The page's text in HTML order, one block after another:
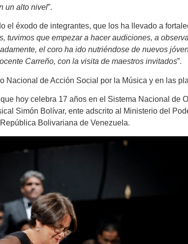
un alto nivel”.
éxodo de integrantes, que los ha llevado a
tuvimos que empezar a hacer audiciones, a
el coro ha ido nutriéndose de nuevos
Carreño, con la visita de maestros invitados”.
de Acción Social por la Música y en las
hoy celebra 17 años en el Sistema Nacional de
Simón Bolívar, ente adscrito al Ministerio del
Bolivariana de Venezuela.